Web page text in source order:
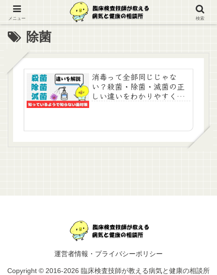
除菌
消毒って全部同じじゃな
い？殺菌・除菌・滅菌の正
しい違いをわかりやすく紹
運営者情報・プライバシーポリシー
Copyright © 2016-2026 臨床検査技師が教える病気と健康の相談所
メニュー 検索